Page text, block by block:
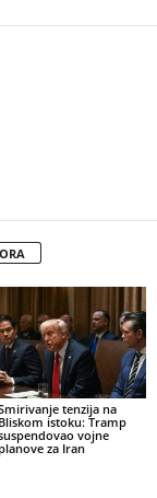
tenzija na
Bliskom istoku: Tramp
vojne
planove za Iran